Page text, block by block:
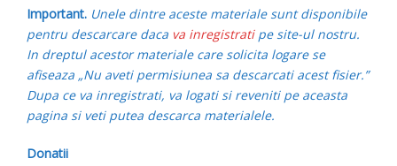
Important. Unele dintre aceste materiale sunt disponibile
pentru descarcare daca va inregistratipe site-ul nostru.
In dreptul acestor materiale care solicita logare se
afiseaza „Nu aveti permisiunea sa descarcati acest fisier.”
Dupa ce va inregistrati, va logati si reveniti pe aceasta
pagina si veti putea descarca materialele.
Donatii